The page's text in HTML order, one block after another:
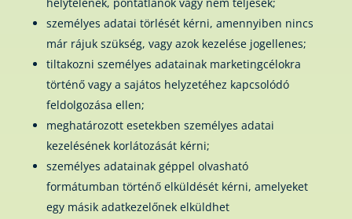
személyes adatai törlését kérni, amennyiben nincs
már rájuk szükség, vagy azok kezelése jogellenes;
tiltakozni személyes adatainak marketingcélokra
történő vagy a sajátos helyzetéhez kapcsolódó
feldolgozása ellen;
meghatározott esetekben személyes adatai
kezelésének korlátozását kérni;
személyes adatainak géppel olvasható
formátumban történő elküldését kérni, amelyeket
egy másik adatkezelőnek elküldhet